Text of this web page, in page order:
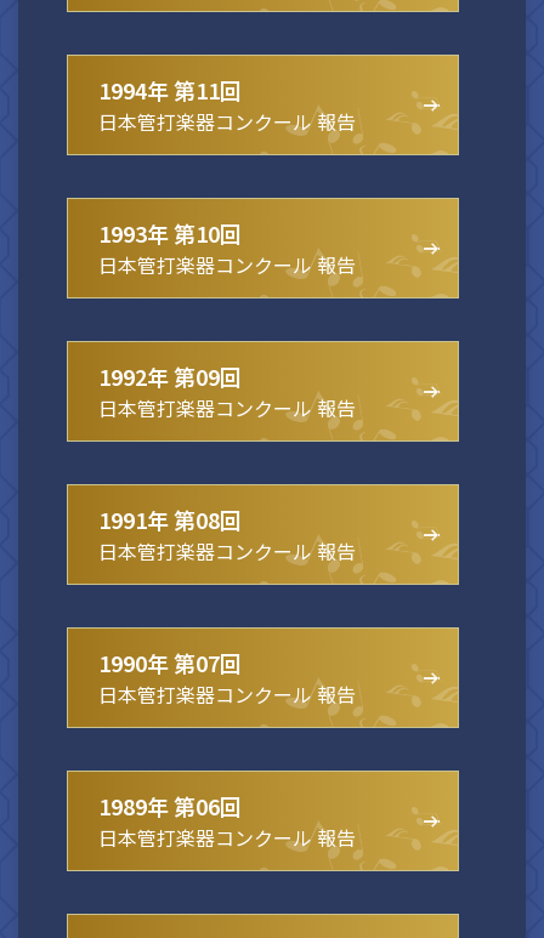
1994年 第11回
日本管打楽器コンクール 報告
1993年 第10回
日本管打楽器コンクール 報告
1992年 第09回
日本管打楽器コンクール 報告
1991年 第08回
日本管打楽器コンクール 報告
1990年 第07回
日本管打楽器コンクール 報告
1989年 第06回
日本管打楽器コンクール 報告